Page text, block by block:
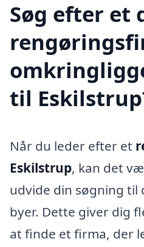
Søg efter et
til
Når du leder efter et
Eskilstrup, kan det
udvide din søgning
byer. Dette giver dig
at finde et firma, der